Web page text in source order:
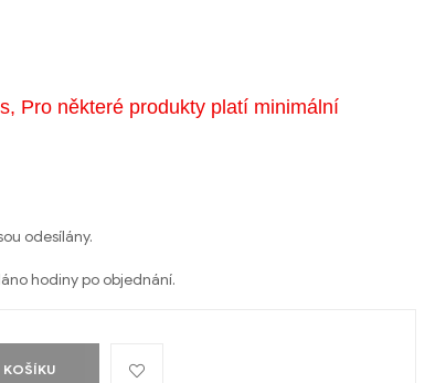
Pro některé produkty platí minimální
odesílány.
hodiny po objednání.
KOŠÍKU